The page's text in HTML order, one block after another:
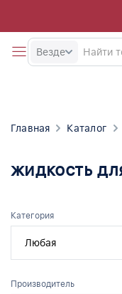
Везде
Главная Каталог
жидкость
Категория
Производитель